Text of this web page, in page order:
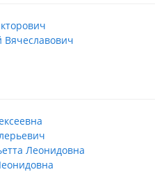
Вячеславович
Леонидовна